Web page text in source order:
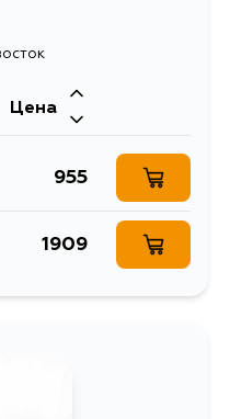
Цена
955
1909